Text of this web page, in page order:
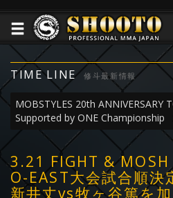
TIME LINE 修斗最新情報
MOBSTYLES 20th ANNIVERSARY
Supported by ONE Championship
3.21 FIGHT &
O-EAST大会試合順
新井丈vs牧ヶ谷篤を